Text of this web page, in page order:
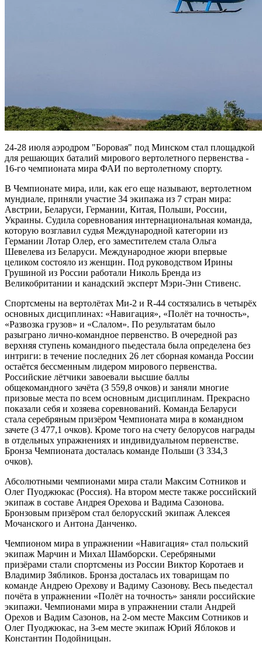
24-28 июля аэродром "Боровая" под Минском стал площадкой
для решающих баталий мирового вертолетного первенства -
16-го чемпионата мира ФАИ по вертолетному спорту.
В Чемпионате мира, или, как его еще называют, вертолетном
мундиале, приняли участие 34 экипажа из 7 стран мира:
Австрии, Беларуси, Германии, Китая, Польши, России,
Украины. Судила соревнования интернациональная команда,
которую возглавил судья Международной категории из
Германии Лотар Олер, его заместителем стала Ольга
Шевелева из Беларуси. Международное жюри впервые
целиком состояло из женщин. Под руководством Ирины
Грушиной из России работали Николь Бренда из
Великобритании и канадский эксперт Мэри-Энн Стивенс.
Спортсмены на вертолётах Ми-2 и R-44 состязались в четырёх
основных дисциплинах: «Навигация», «Полёт на точность»,
«Развозка грузов» и «Слалом». По результатам было
разыграно лично-командное первенство. В очередной раз
верхняя ступень командного пьедестала была определена без
интриги: в течение последних 26 лет сборная команда России
остаётся бессменным лидером мирового первенства.
Российские лётчики завоевали высшие баллы
общекомандного зачёта (3 559,8 очков) и заняли многие
призовые места по всем основным дисциплинам. Прекрасно
показали себя и хозяева соревнований. Команда Беларуси
стала серебряным призёром Чемпионата мира в командном
зачете (3 477,1 очков). Кроме того на счету белорусов награды
в отдельных упражнениях и индивидуальном первенстве.
Бронза Чемпионата досталась команде Польши (3 334,3
очков).
Абсолютными чемпионами мира стали Максим Сотников и
Олег Пуоджюкас (Россия). На втором месте также российский
экипаж в составе Андрея Орехова и Вадима Сазонова.
Бронзовым призёром стал белорусский экипаж Алексея
Мочанского и Антона Данченко.
Чемпионом мира в упражнении «Навигация» стал польский
экипаж Марчин и Михал Шамборски. Серебряными
призёрами стали спортсмены из России Виктор Коротаев и
Владимир Зябликов. Бронза досталась их товарищам по
команде Андрею Орехову и Вадиму Сазонову. Весь пьедестал
почёта в упражнении «Полёт на точность» заняли российские
экипажи. Чемпионами мира в упражнении стали Андрей
Орехов и Вадим Сазонов, на 2-ом месте Максим Сотников и
Олег Пуоджюкас, на 3-ем месте экипаж Юрий Яблоков и
Константин Подойницын.